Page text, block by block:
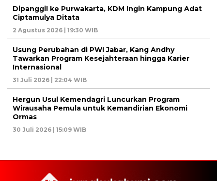
Dipanggil ke Purwakarta, KDM Ingin Kampung Adat
Ciptamulya Ditata
2 Agustus 2026 | 19:30 WIB
Usung Perubahan di PWI Jabar, Kang Andhy
Tawarkan Program Kesejahteraan hingga Karier
Internasional
31 Juli 2026 | 22:04 WIB
Hergun Usul Kemendagri Luncurkan Program
Wirausaha Pemula untuk Kemandirian Ekonomi
Ormas
30 Juli 2026 | 15:09 WIB